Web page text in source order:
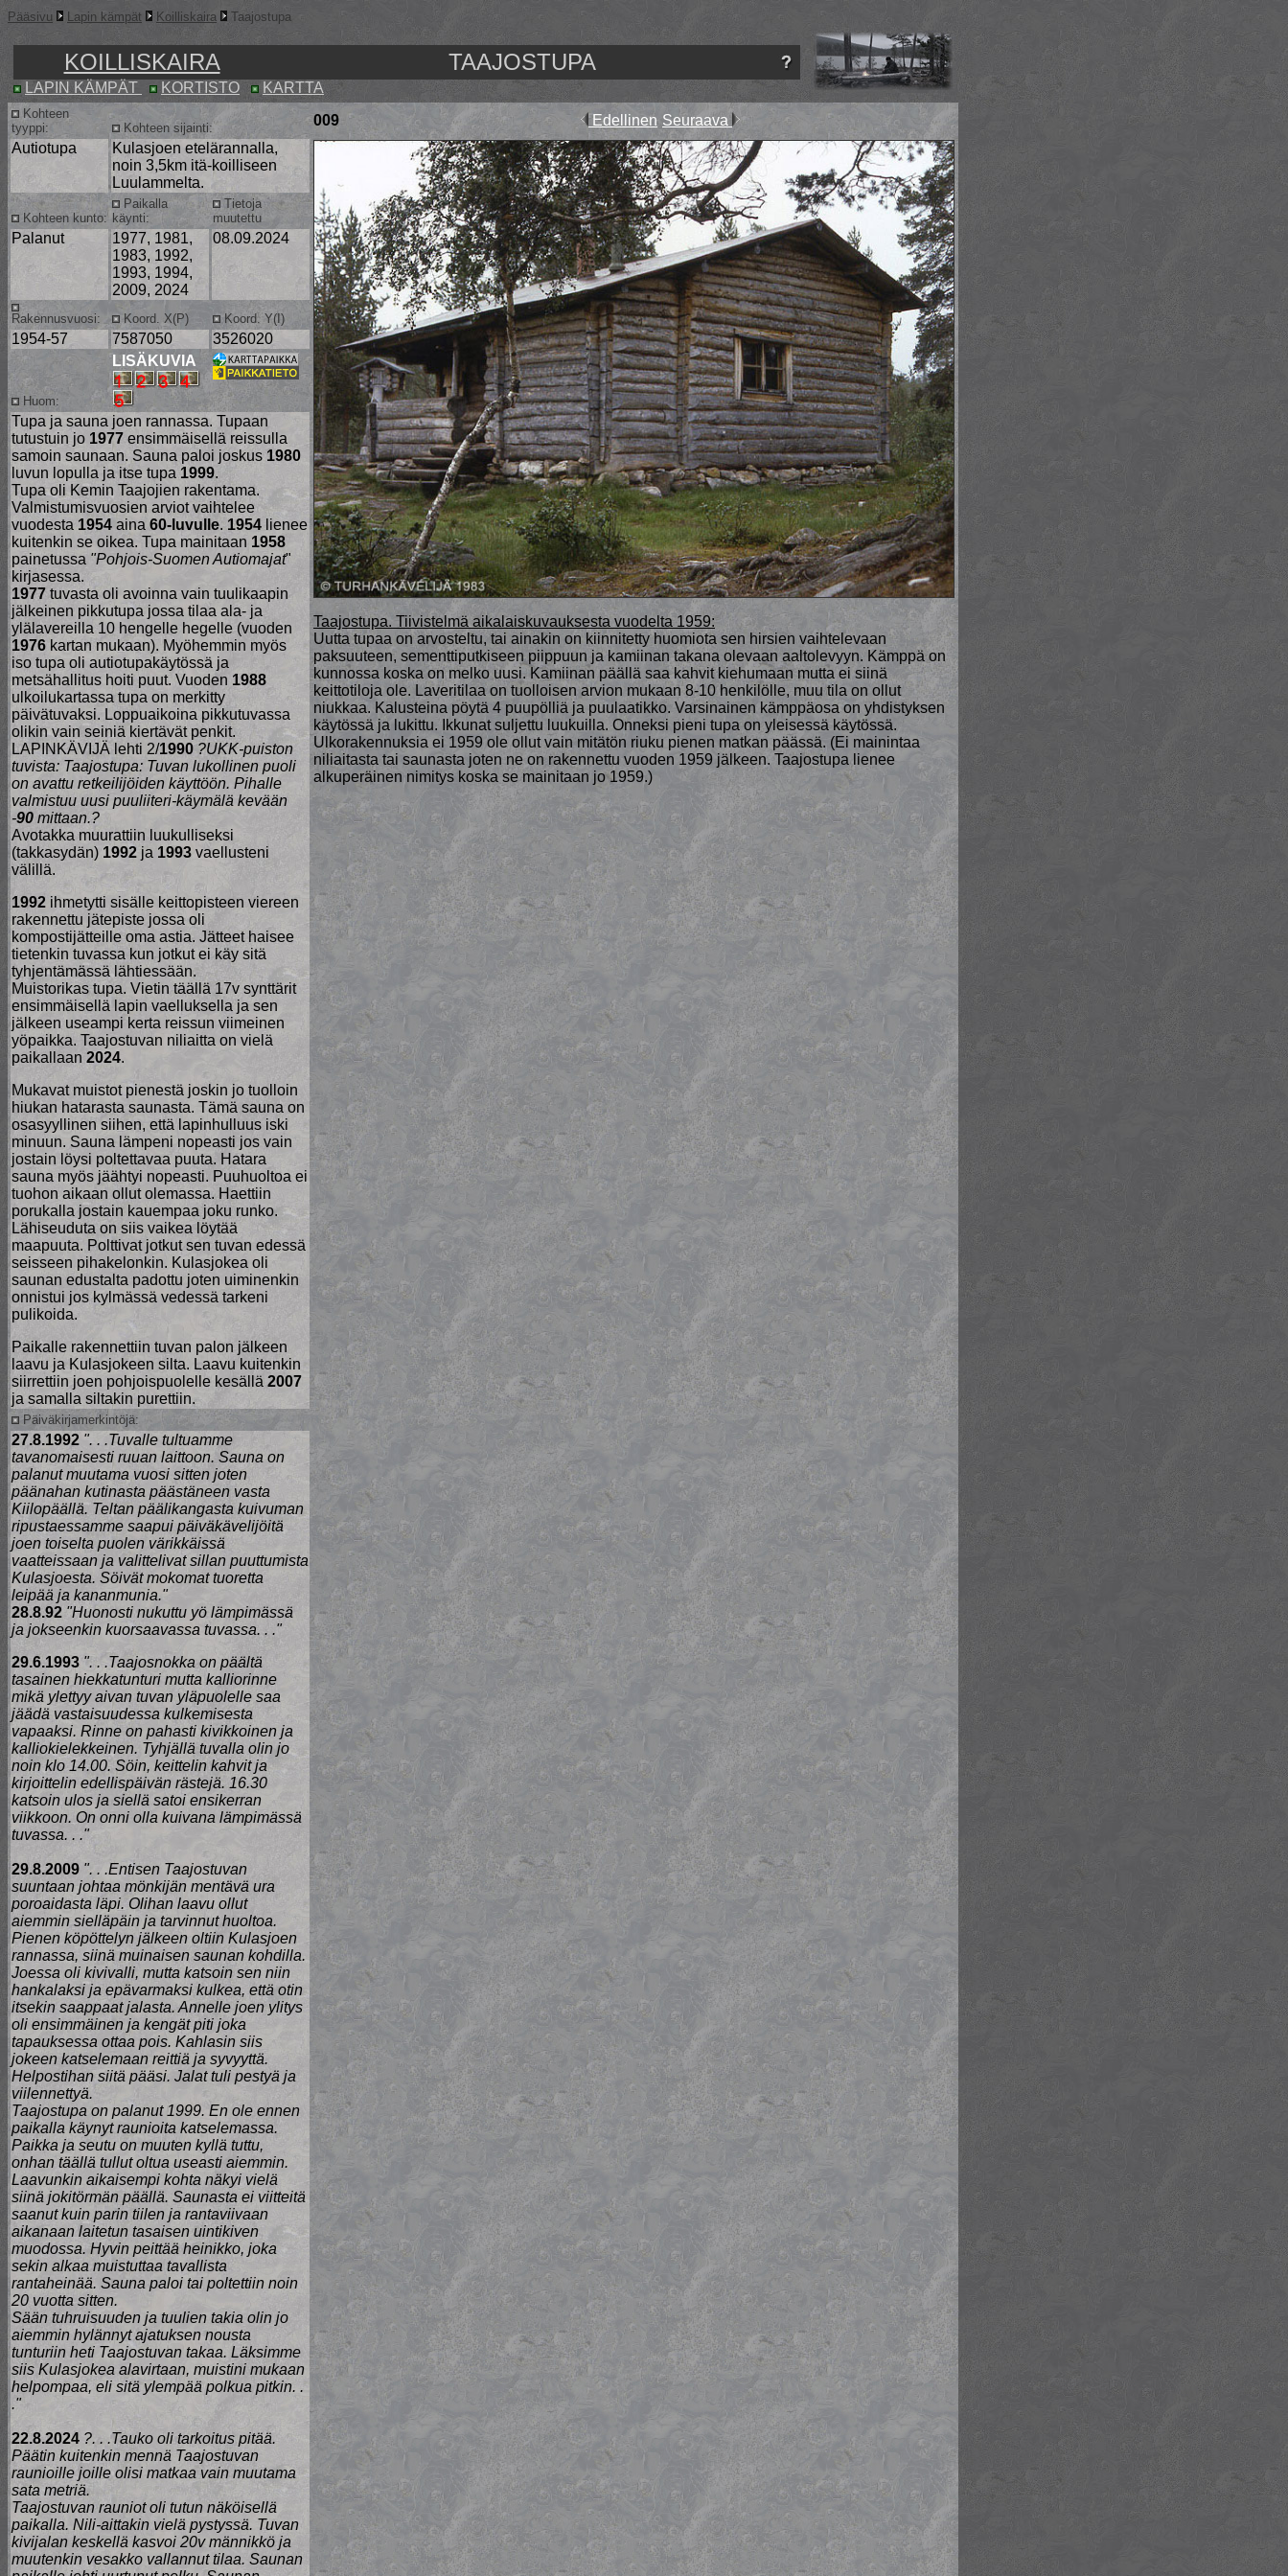
Pääsivu Lapin kämpät Koilliskaira Taajostupa
KOILLISKAIRA TAAJOSTUPA
LAPIN KÄMPÄT KORTISTO KARTTA
Kohteen
tyyppi:
Kohteen sijainti: 009 Edellinen Seuraava
Autiotupa
Kulasjoen etelärannalla,
noin 3,5km itä-koilliseen
Luulammelta.
Taajostupa. Tiivistelmä aikalaiskuvauksesta vuodelta 1959:
Uutta tupaa on arvosteltu, tai ainakin on kiinnitetty huomiota sen hirsien vaihtelevaan
paksuuteen, sementtiputkiseen piippuun ja kamiinan takana olevaan aaltolevyyn. Kämppä on
kunnossa koska on melko uusi. Kamiinan päällä saa kahvit kiehumaan mutta ei siinä
keittotiloja ole. Laveritilaa on tuolloisen arvion mukaan 8-10 henkilölle, muu tila on ollut
niukkaa. Kalusteina pöytä 4 puupölliä ja puulaatikko. Varsinainen kämppäosa on yhdistyksen
käytössä ja lukittu. Ikkunat suljettu luukuilla. Onneksi pieni tupa on yleisessä käytössä.
Ulkorakennuksia ei 1959 ole ollut vain mitätön riuku pienen matkan päässä. (Ei mainintaa
niliaitasta tai saunasta joten ne on rakennettu vuoden 1959 jälkeen. Taajostupa lienee
alkuperäinen nimitys koska se mainitaan jo 1959.)
Kohteen kunto:
Paikalla
käynti:
Tietoja
muutettu
Palanut
1977, 1981,
1983, 1992,
1993, 1994,
2009, 2024
08.09.2024
Rakennusvuosi: Koord. X(P) Koord. Y(I)
1954-57 7587050 3526020
Huom:
LISÄKUVIA
Tupa ja sauna joen rannassa. Tupaan
tutustuin jo 1977 ensimmäisellä reissulla
samoin saunaan. Sauna paloi joskus1980
luvun lopulla ja itse tupa 1999.
Tupa oli Kemin Taajojien rakentama.
Valmistumisvuosien arviot vaihtelee
vuodesta 1954 aina 60-luvulle. 1954 lienee
kuitenkin se oikea. Tupa mainitaan 1958
painetussa "Pohjois-Suomen Autiomajat"
kirjasessa.
1977 tuvasta oli avoinna vain tuulikaapin
jälkeinen pikkutupa jossa tilaa ala- ja
ylälavereilla 10 hengelle hegelle (vuoden
1976 kartan mukaan). Myöhemmin myös
iso tupa oli autiotupakäytössä ja
metsähallitus hoiti puut. Vuoden 1988
ulkoilukartassa tupa on merkitty
päivätuvaksi. Loppuaikoina pikkutuvassa
olikin vain seiniä kiertävät penkit.
LAPINKÄVIJÄ lehti 2/1990 ?UKK-puiston
tuvista: Taajostupa: Tuvan lukollinen puoli
on avattu retkeilijöiden käyttöön. Pihalle
valmistuu uusi puuliiteri-käymälä kevään
-90 mittaan.?
Avotakka muurattiin luukulliseksi
(takkasydän) 1992 ja 1993 vaellusteni
välillä.
1992 ihmetytti sisälle keittopisteen viereen
rakennettu jätepiste jossa oli
kompostijätteille oma astia. Jätteet haisee
tietenkin tuvassa kun jotkut ei käy sitä
tyhjentämässä lähtiessään.
Muistorikas tupa. Vietin täällä 17v synttärit
ensimmäisellä lapin vaelluksella ja sen
jälkeen useampi kerta reissun viimeinen
yöpaikka. Taajostuvan niliaitta on vielä
paikallaan 2024.
Mukavat muistot pienestä joskin jo tuolloin
hiukan hatarasta saunasta. Tämä sauna on
osasyyllinen siihen, että lapinhulluus iski
minuun. Sauna lämpeni nopeasti jos vain
jostain löysi poltettavaa puuta. Hatara
sauna myös jäähtyi nopeasti. Puuhuoltoa ei
tuohon aikaan ollut olemassa. Haettiin
porukalla jostain kauempaa joku runko.
Lähiseuduta on siis vaikea löytää
maapuuta. Polttivat jotkut sen tuvan edessä
seisseen pihakelonkin. Kulasjokea oli
saunan edustalta padottu joten uiminenkin
onnistui jos kylmässä vedessä tarkeni
pulikoida.
Paikalle rakennettiin tuvan palon jälkeen
laavu ja Kulasjokeen silta. Laavu kuitenkin
siirrettiin joen pohjoispuolelle kesällä 2007
ja samalla siltakin purettiin.
Päiväkirjamerkintöjä:
27.8.1992 ". . .Tuvalle tultuamme
tavanomaisesti ruuan laittoon. Sauna on
palanut muutama vuosi sitten joten
päänahan kutinasta päästäneen vasta
Kiilopäällä. Teltan päälikangasta kuivuman
ripustaessamme saapui päiväkävelijöitä
joen toiselta puolen värikkäissä
vaatteissaan ja valittelivat sillan puuttumista
Kulasjoesta. Söivät mokomat tuoretta
leipää ja kananmunia."
28.8.92 "Huonosti nukuttu yö lämpimässä
ja jokseenkin kuorsaavassa tuvassa. . ."
29.6.1993". . .Taajosnokka on päältä
tasainen hiekkatunturi mutta kalliorinne
mikä ylettyy aivan tuvan yläpuolelle saa
jäädä vastaisuudessa kulkemisesta
vapaaksi. Rinne on pahasti kivikkoinen ja
kalliokielekkeinen. Tyhjällä tuvalla olin jo
noin klo 14.00. Söin, keittelin kahvit ja
kirjoittelin edellispäivän rästejä. 16.30
katsoin ulos ja siellä satoi ensikerran
viikkoon. On onni olla kuivana lämpimässä
tuvassa. . ."
29.8.2009 ". . .Entisen Taajostuvan
suuntaan johtaa mönkijän mentävä ura
poroaidasta läpi. Olihan laavu ollut
aiemmin sielläpäin ja tarvinnut huoltoa.
Pienen köpöttelyn jälkeen oltiin Kulasjoen
rannassa, siinä muinaisen saunan kohdilla.
Joessa oli kivivalli, mutta katsoin sen niin
hankalaksi ja epävarmaksi kulkea, että otin
itsekin saappaat jalasta. Annelle joen ylitys
oli ensimmäinen ja kengät piti joka
tapauksessa ottaa pois. Kahlasin siis
jokeen katselemaan reittiä ja syvyyttä.
Helpostihan siitä pääsi. Jalat tuli pestyä ja
viilennettyä.
Taajostupa on palanut 1999. En ole ennen
paikalla käynyt raunioita katselemassa.
Paikka ja seutu on muuten kyllä tuttu,
onhan täällä tullut oltua useasti aiemmin.
Laavunkin aikaisempi kohta näkyi vielä
siinä jokitörmän päällä. Saunasta ei viitteitä
saanut kuin parin tiilen ja rantaviivaan
aikanaan laitetun tasaisen uintikiven
muodossa. Hyvin peittää heinikko, joka
sekin alkaa muistuttaa tavallista
rantaheinää. Sauna paloi tai poltettiin noin
20 vuotta sitten.
Sään tuhruisuuden ja tuulien takia olin jo
aiemmin hylännyt ajatuksen nousta
tunturiin heti Taajostuvan takaa. Läksimme
siis Kulasjokea alavirtaan, muistini mukaan
helpompaa, eli sitä ylempää polkua pitkin. .
."
22.8.2024 ?. . .Tauko oli tarkoitus pitää.
Päätin kuitenkin mennä Taajostuvan
raunioille joille olisi matkaa vain muutama
sata metriä.
Taajostuvan rauniot oli tutun näköisellä
paikalla. Nili-aittakin vielä pystyssä. Tuvan
kivijalan keskellä kasvoi 20v männikkö ja
muutenkin vesakko vallannut tilaa. Saunan